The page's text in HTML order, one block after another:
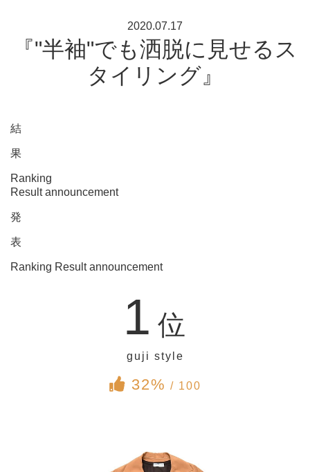
2020.07.17
『"半袖"でも洒脱に見せるス
タイリング』
結
果
Ranking
Result announcement
発
表
Ranking Result announcement
1 位
guji style
32% / 100